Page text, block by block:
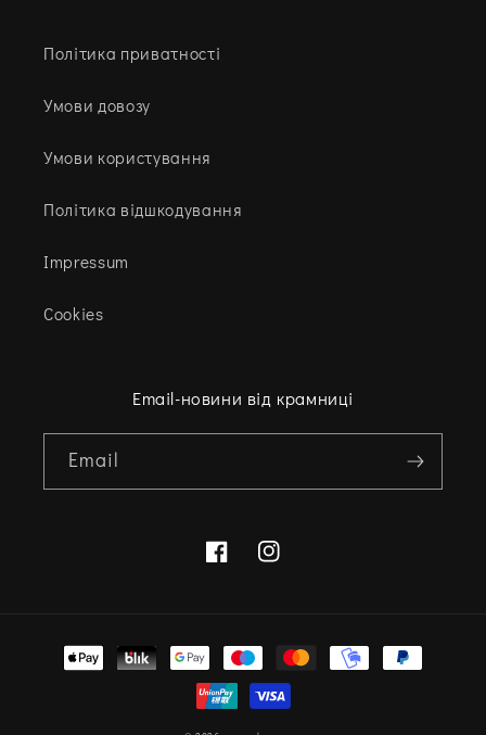
Політика приватності
Умови довозу
Умови користування
Політика відшкодування
Impressum
Cookies
Email-новини від крамниці
Email
FacebookInstagram
Варіанти
оплати